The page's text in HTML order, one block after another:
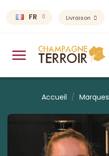
FR Livraison
Accueil Marques